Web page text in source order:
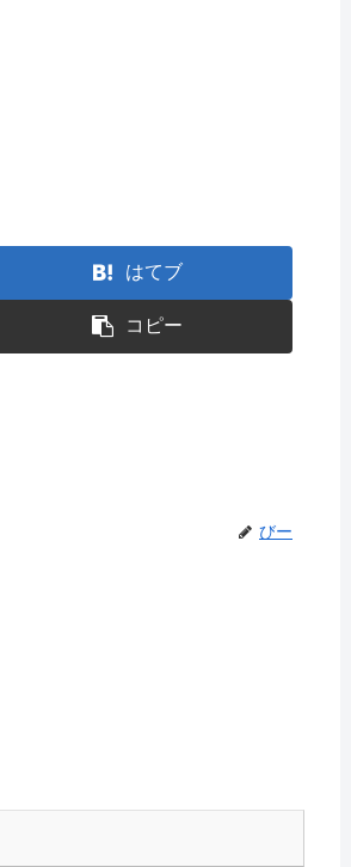
はてブ
コピー
びー